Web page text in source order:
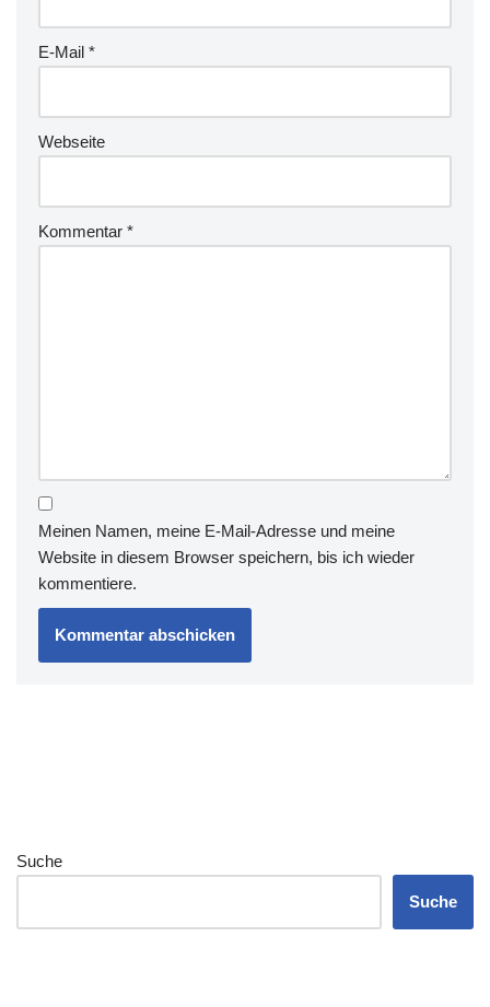
E-Mail *
Webseite
Kommentar *
Meinen Namen, meine E-Mail-Adresse und meine
Website in diesem Browser speichern, bis ich wieder
kommentiere.
Suche
Suche